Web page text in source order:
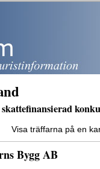
Visa träffarna på en
Bygg AB